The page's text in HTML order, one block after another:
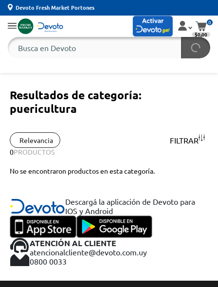
Devoto Fresh Market Portones
0
$0,00
Resultados de categoría:
puericultura
Relevancia FILTRAR
0PRODUCTOS
No se encontraron productos en esta categoría.
Descargá la aplicación de Devoto para
IOS y Android
ATENCIÓN AL CLIENTE
atencionalcliente@devoto.com.uy
0800 0033